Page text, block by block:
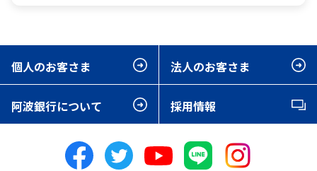
個人のお客さま 法人のお客さま
阿波銀行について 採用情報